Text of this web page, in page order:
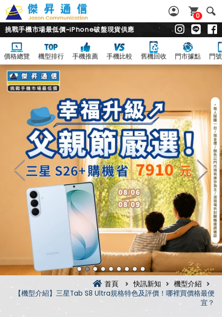
0
挑戰手機市場最低價~iPhone破盤現貨供應
價格總覽 機型排行 手機推薦 手機比較 舊機回收 門市據點 門
首頁 快訊新知
機型介紹
【機型介紹】三星Tab S8 Ultra規格特色及評價！哪裡買價格最便
宜？